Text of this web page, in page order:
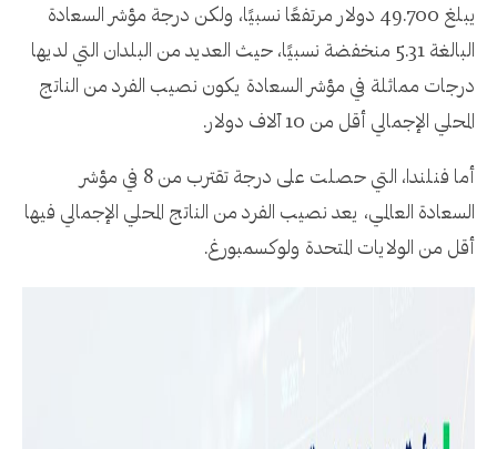
يبلغ 49.700 دولار مرتفعًا نسبيًا، ولكن درجة مؤشر السعادة
البالغة 5.31 منخفضة نسبيًا، حيث العديد من البلدان التي لديها
درجات مماثلة في مؤشر السعادة يكون نصيب الفرد من الناتج
المحلي الإجمالي أقل من 10 آلاف دولار.
أما فنلندا، التي حصلت على درجة تقترب من 8 في مؤشر
السعادة العالمي، يعد نصيب الفرد من الناتج المحلي الإجمالي فيها
أقل من الولايات المتحدة ولوكسمبورغ.